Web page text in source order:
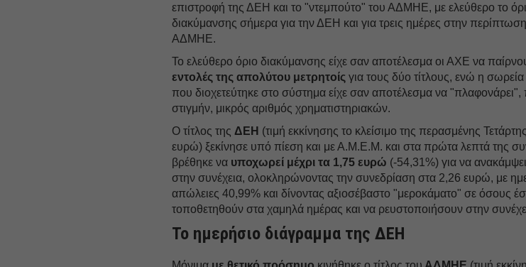
επιστροφή της ΔΕΗ και το "ντεμπούτο" του ΑΔΜΗΕ, με ελεύθερο το
διακύμανσης σήμερα για την ΔΕΗ και για τρεις ημέρες στην
ΑΔΜΗΕ.
Το ελεύθερο όριο διακύμανσης είχε σαν αποτέλεσμα οι ΑΧΕ να
εντολές της απολύτου μετρητοίς για τους δύο τίτλους, ενώ η
που διοχετεύτηκε στο σύστημα είχε σαν αποτέλεσμα να "πλαφονάρει",
στιγμήν, μικρός αριθμός χρηματιστηριακών.
Ο τίτλος τηςΔΕΗ (τιμή εκκίνησης το κλείσιμο της περασμένης
ευρώ) ξεκίνησε υπό πίεση και με Α.Μ.Ε.Μ. και στα πρώτα λεπτά της
βρέθηκε να υποχωρεί μέχρι τα 1,75 ευρώ (-54,31%) για να
στην συνέχεια, ολοκληρώνοντας την συνεδρίαση στα 2,26 ευρώ, με
απώλειες 40,99% και δίνοντας αξιοσέβαστο "μεροκάματο" σε όσους
τοποθετηθούν στα χαμηλά ημέρας και να ρευστοποιήσουν στην
To ημερήσιο διάγραμμα της ΔΕΗ